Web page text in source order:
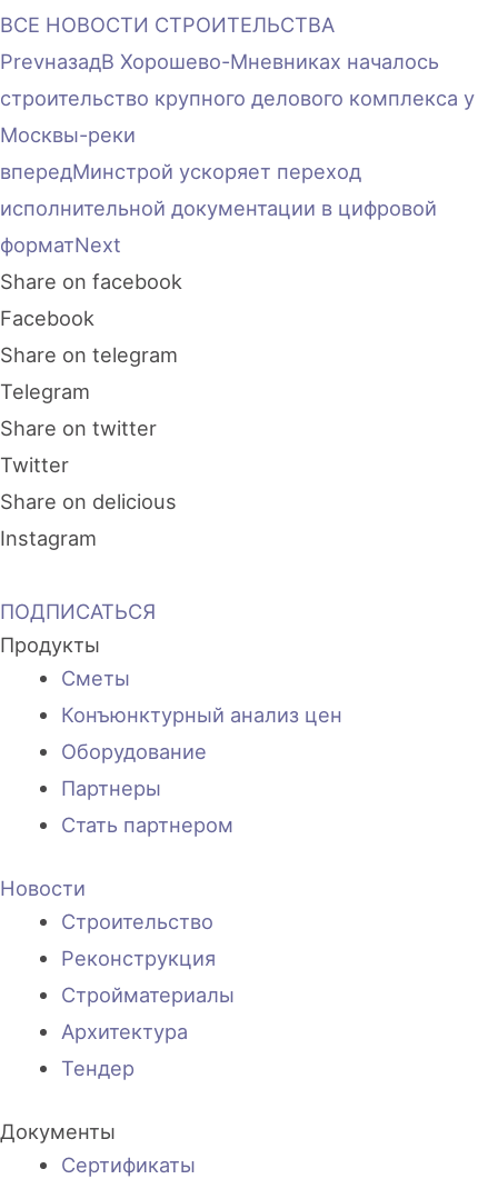
ВСЕ НОВОСТИ СТРОИТЕЛЬСТВА
PrevназадВ Хорошево-Мневниках началось
строительство крупного делового комплекса у
Москвы-реки
впередМинстрой ускоряет переход
исполнительной документации в цифровой
форматNext
Share on facebook
Facebook
Share on telegram
Telegram
Share on twitter
Twitter
Share on delicious
Instagram
ПОДПИСАТЬСЯ
Продукты
Сметы
Конъюнктурный анализ цен
Оборудование
Партнеры
Стать партнером
Новости
Строительство
Реконструкция
Стройматериалы
Архитектура
Тендер
Документы
Сертификаты